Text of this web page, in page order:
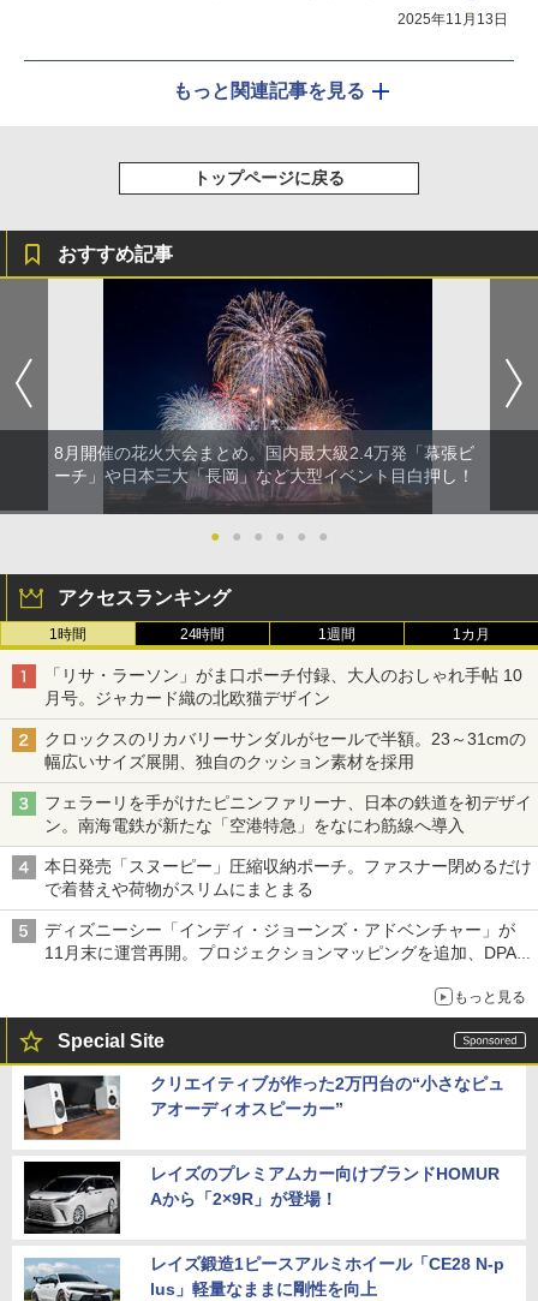
2025年11月13日
もっと関連記事を見る
トップページに戻る
おすすめ記事
8月開催の花火大会まとめ。国内最大級2.4万発「幕張ビ
ーチ」や日本三大「長岡」など大型イベント目白押し！
● ● ● ● ● ●
アクセスランキング
1時間 24時間 1週間 1カ月
「リサ・ラーソン」がま口ポーチ付録、大人のおしゃれ手帖 10
月号。ジャカード織の北欧猫デザイン
クロックスのリカバリーサンダルがセールで半額。23～31cmの
幅広いサイズ展開、独自のクッション素材を採用
フェラーリを手がけたピニンファリーナ、日本の鉄道を初デザイ
ン。南海電鉄が新たな「空港特急」をなにわ筋線へ導入
本日発売「スヌーピー」圧縮収納ポーチ。ファスナー閉めるだけ
で着替えや荷物がスリムにまとまる
ディズニーシー「インディ・ジョーンズ・アドベンチャー」が
11月末に運営再開。プロジェクションマッピングを追加、DPA
もっと見る
Special Site
クリエイティブが作った2万円台の“小さなピュ
アオーディオスピーカー”
レイズのプレミアムカー向けブランドHOMUR
Aから「2×9R」が登場！
レイズ鍛造1ピースアルミホイール「CE28 N-p
lus」軽量なままに剛性を向上